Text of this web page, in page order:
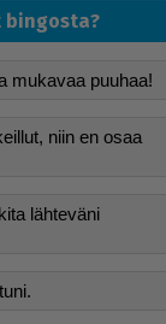
bingosta?
mukavaa puuhaa!
niin en osaa
lähteväni